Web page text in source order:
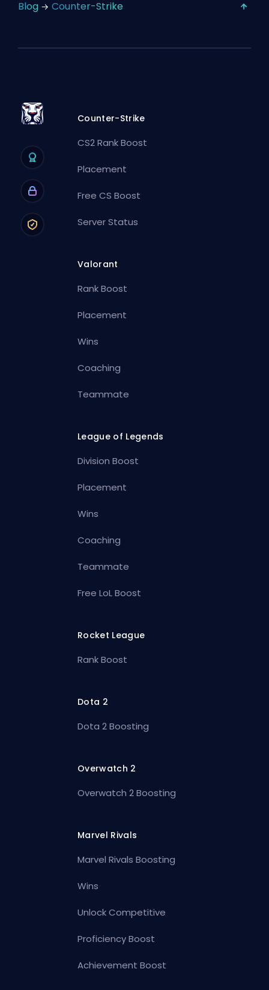
Blog Counter-Strike
Counter-Strike
CS2 Rank Boost
Placement
Free CS Boost
Server Status
Valorant
Rank Boost
Placement
Wins
Coaching
Teammate
League of Legends
Division Boost
Placement
Wins
Coaching
Teammate
Free LoL Boost
Rocket League
Rank Boost
Dota 2
Dota 2 Boosting
Overwatch 2
Overwatch 2 Boosting
Marvel Rivals
Marvel Rivals Boosting
Wins
Unlock Competitive
Proficiency Boost
Achievement Boost